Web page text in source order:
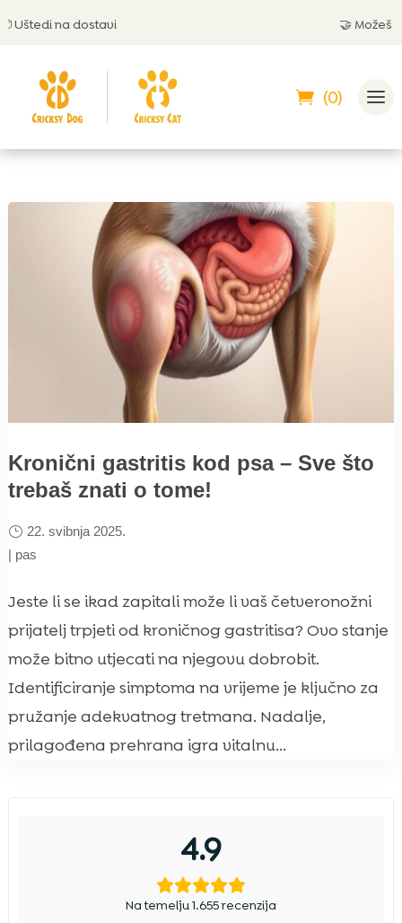
na dostavi 🤝 Možeš
(0)
Kronični gastritis kod psa – Sve što
trebaš znati o tome!
22. svibnja 2025.
| pas
Jeste li se ikad zapitali može li vaš četveronožni
prijatelj trpjeti od kroničnog gastritisa? Ovo stanje
može bitno utjecati na njegovu dobrobit.
Identificiranje simptoma na vrijeme je ključno za
pružanje adekvatnog tretmana. Nadalje,
prilagođena prehrana igra vitalnu...
4.9
Na temelju 1.655 recenzija